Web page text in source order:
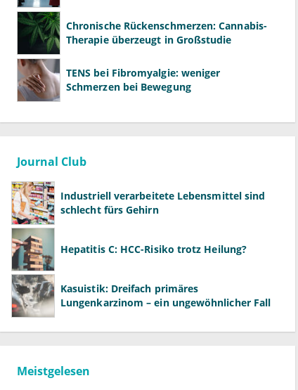
Chronische Rückenschmerzen: Cannabis-
Therapie überzeugt in Großstudie
TENS bei Fibromyalgie: weniger
Schmerzen bei Bewegung
Journal Club
Industriell verarbeitete Lebensmittel sind
schlecht fürs Gehirn
Hepatitis C: HCC-Risiko trotz Heilung?
Kasuistik: Dreifach primäres
Lungenkarzinom – ein ungewöhnlicher Fall
Meistgelesen